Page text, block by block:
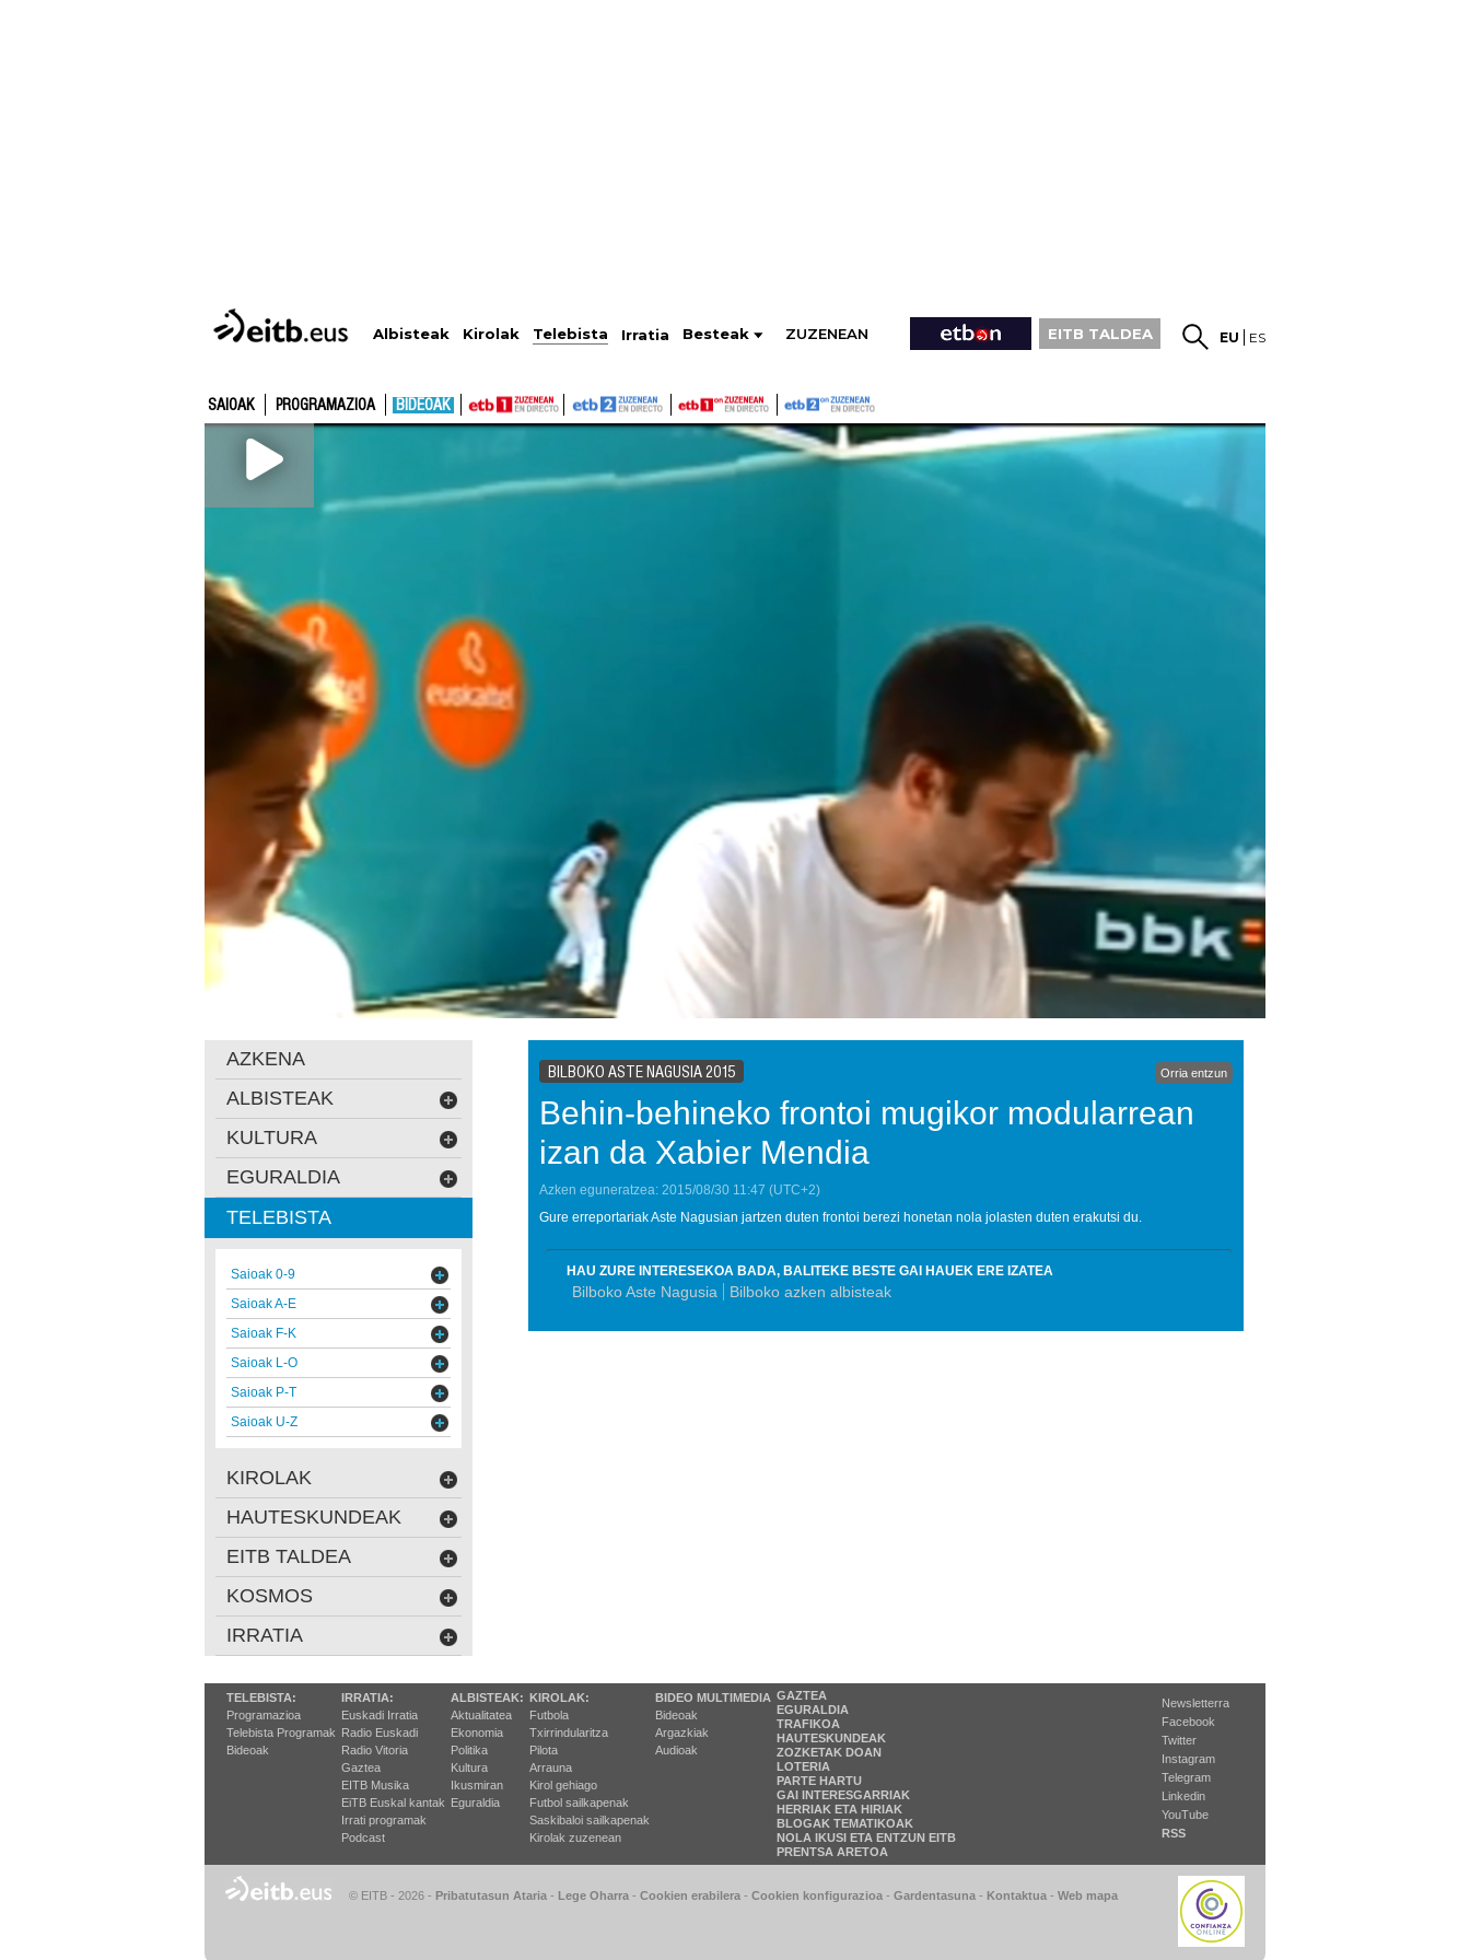
Albisteak Kirolak Telebista Irratia Besteak ZUZENEAN EITB TALDEA EU ES
SAIOAK PROGRAMAZIOA BIDEOAK
BILBOKO ASTE NAGUSIA 2015 Orria entzun
Behin-behineko frontoi mugikor modularrean
izan da Xabier Mendia
Azken eguneratzea: 2015/08/30 11:47 (UTC+2)
Gure erreportariak Aste Nagusian jartzen duten frontoi berezi honetan nola jolasten duten erakutsi du.
HAU ZURE INTERESEKOA BADA, BALITEKE BESTE GAI HAUEK ERE IZATEA
Bilboko Aste Nagusia Bilboko azken albisteak
AZKENA
ALBISTEAK
KULTURA
EGURALDIA
TELEBISTA
Saioak 0-9
Saioak A-E
Saioak F-K
Saioak L-O
Saioak P-T
Saioak U-Z
KIROLAK
HAUTESKUNDEAK
EITB TALDEA
KOSMOS
IRRATIA
TELEBISTA:
Programazioa
Telebista Programak
Bideoak
IRRATIA:
Euskadi Irratia
Radio Euskadi
Radio Vitoria
Gaztea
EITB Musika
EiTB Euskal kantak
Irrati programak
Podcast
ALBISTEAK:
Aktualitatea
Ekonomia
Politika
Kultura
Ikusmiran
Eguraldia
KIROLAK:
Futbola
Txirrindularitza
Pilota
Arrauna
Kirol gehiago
Futbol sailkapenak
Saskibaloi sailkapenak
Kirolak zuzenean
BIDEO MULTIMEDIA
Bideoak
Argazkiak
Audioak
GAZTEA
EGURALDIA
TRAFIKOA
HAUTESKUNDEAK
ZOZKETAK DOAN
LOTERIA
PARTE HARTU
GAI INTERESGARRIAK
HERRIAK ETA HIRIAK
BLOGAK TEMATIKOAK
NOLA IKUSI ETA ENTZUN EITB
PRENTSA ARETOA
Newsletterra
Facebook
Twitter
Instagram
Telegram
Linkedin
YouTube
RSS
© EITB - 2026 - Pribatutasun Ataria - Lege Oharra - Cookien erabilera - Cookien konfigurazioa - Gardentasuna - Kontaktua - Web mapa